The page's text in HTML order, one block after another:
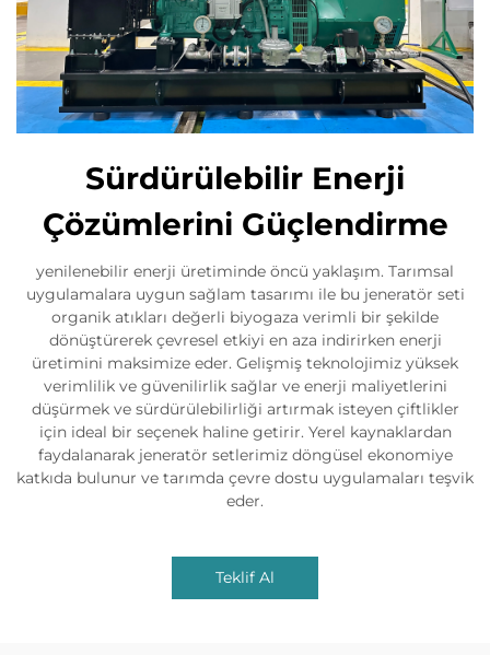
Sürdürülebilir Enerji
Çözümlerini Güçlendirme
yenilenebilir enerji üretiminde öncü yaklaşım. Tarımsal
uygulamalara uygun sağlam tasarımı ile bu jeneratör seti
organik atıkları değerli biyogaza verimli bir şekilde
dönüştürerek çevresel etkiyi en aza indirirken enerji
üretimini maksimize eder. Gelişmiş teknolojimiz yüksek
verimlilik ve güvenilirlik sağlar ve enerji maliyetlerini
düşürmek ve sürdürülebilirliği artırmak isteyen çiftlikler
için ideal bir seçenek haline getirir. Yerel kaynaklardan
faydalanarak jeneratör setlerimiz döngüsel ekonomiye
katkıda bulunur ve tarımda çevre dostu uygulamaları teşvik
eder.
Teklif Al